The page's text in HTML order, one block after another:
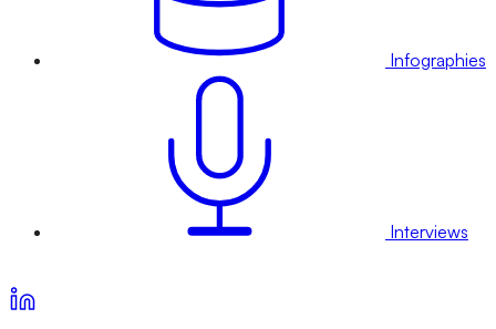
Infographies
Interviews